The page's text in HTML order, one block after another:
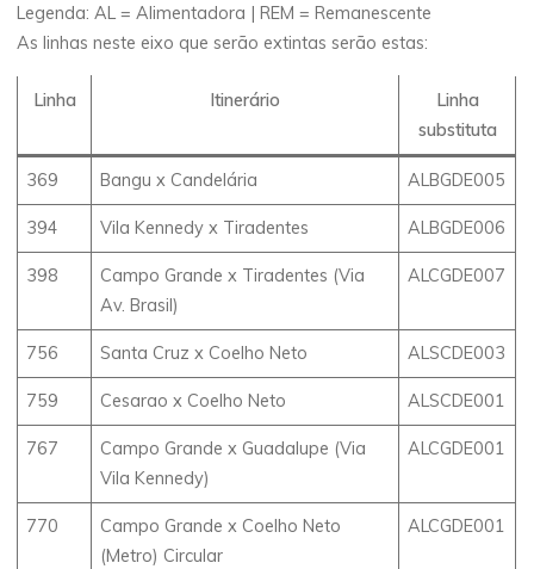
Legenda: AL = Alimentadora | REM = Remanescente
As linhas neste eixo que serão extintas serão estas:
Linha Itinerário
Linha
substituta
369 Bangu x Candelária ALBGDE005
394 Vila Kennedy x Tiradentes ALBGDE006
398
Campo Grande x Tiradentes (Via
Av. Brasil)
ALCGDE007
756 Santa Cruz x Coelho Neto ALSCDE003
759 Cesarao x Coelho Neto ALSCDE001
767
Campo Grande x Guadalupe (Via
Vila Kennedy)
ALCGDE001
770
Campo Grande x Coelho Neto
(Metro) Circular
ALCGDE001